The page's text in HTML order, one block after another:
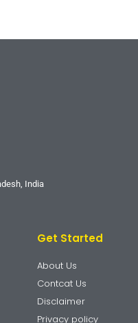
India
Get Started
About Us
Contcat Us
Disclaimer
Privacy policy